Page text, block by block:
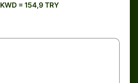
ك1 KWD = 154,9 TRY